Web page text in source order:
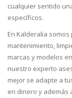
cualquier sentido
específicos.
En Kalderalia
mantenimiento,
marcas y modelos
nuestro experto
mejor se adapte a
en dinero y además